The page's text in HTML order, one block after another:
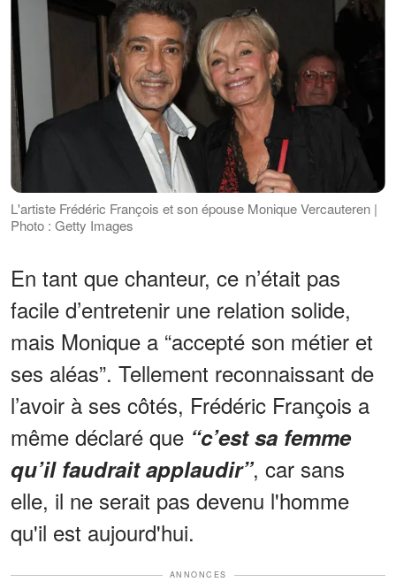
L'artiste Frédéric François et son épouse Monique Vercauteren |
Photo : Getty Images
En tant que chanteur, ce n’était pas
facile d’entretenir une relation solide,
mais Monique a “accepté son métier et
ses aléas”. Tellement reconnaissant de
l’avoir à ses côtés, Frédéric François a
même déclaré que “c’est sa femme
qu’il faudrait applaudir”, car sans
elle, il ne serait pas devenu l'homme
qu'il est aujourd'hui.
ANNONCES